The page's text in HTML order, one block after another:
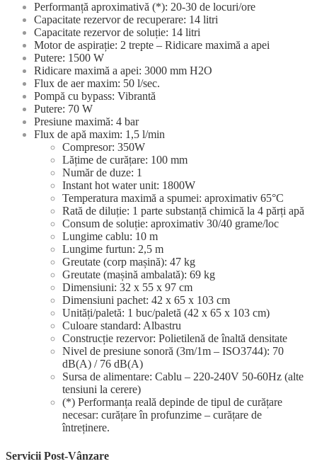
Performanță aproximativă (*): 20-30 de locuri/ore
Capacitate rezervor de recuperare: 14 litri
Capacitate rezervor de soluție: 14 litri
Motor de aspirație: 2 trepte – Ridicare maximă a apei
Putere: 1500 W
Ridicare maximă a apei: 3000 mm H2O
Flux de aer maxim: 50 l/sec.
Pompă cu bypass: Vibrantă
Putere: 70 W
Presiune maximă: 4 bar
Flux de apă maxim: 1,5 l/min
Compresor: 350W
Lățime de curățare: 100 mm
Număr de duze: 1
Instant hot water unit: 1800W
Temperatura maximă a spumei: aproximativ 65°C
Rată de diluție: 1 parte substanță chimică la 4 părți apă
Consum de soluție: aproximativ 30/40 grame/loc
Lungime cablu: 10 m
Lungime furtun: 2,5 m
Greutate (corp mașină): 47 kg
Greutate (mașină ambalată): 69 kg
Dimensiuni: 32 x 55 x 97 cm
Dimensiuni pachet: 42 x 65 x 103 cm
Unități/paletă: 1 buc/paletă (42 x 65 x 103 cm)
Culoare standard: Albastru
Construcție rezervor: Polietilenă de înaltă densitate
Nivel de presiune sonoră (3m/1m – ISO3744): 70
dB(A) / 76 dB(A)
Sursa de alimentare: Cablu – 220-240V 50-60Hz (alte
tensiuni la cerere)
(*) Performanța reală depinde de tipul de curățare
necesar: curățare în profunzime – curățare de
întreținere.
Servicii Post-Vânzare